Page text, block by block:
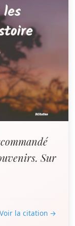
Sur
Voir la citation →